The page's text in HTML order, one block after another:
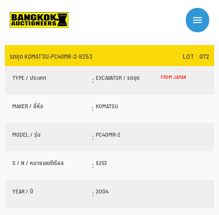
รถขุด KOMATSU-PC40MR-2-9253 LOT : 072
TYPE / ประเภท : EXCAVATOR / รถขุด FROM JAPAN
MAKER / ยี่ห้อ : KOMATSU
MODEL / รุ่น : PC40MR-2
S / N / หมายเลขซีเรียล : 9253
YEAR / ปี : 2004